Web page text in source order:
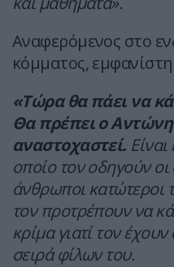
Αναφερόμενος στο
κόμματος,
«Τώρα θα πάει να
Θα πρέπει ο
αναστοχαστεί.
οποίο τον οδηγούν οι
άνθρωποι κατώτεροι
τον προτρέπουν να
κρίμα γιατί τον
σειρά φίλων του.